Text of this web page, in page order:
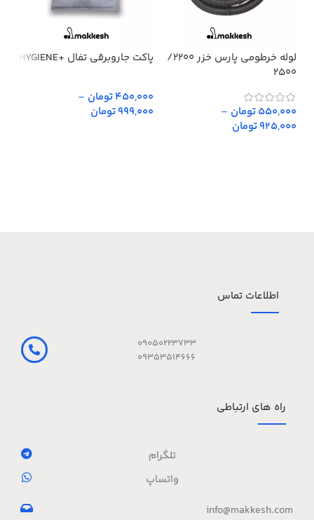
لوله خرطومی پارس خزر 2200/
2500
550,000 تومان
–
925,000 تومان
پاکت جاروبرقی تفال +HYGIENE
450,000 تومان
–
999,000 تومان
اطلاعات تماس
09050223733
09353514666
راه های ارتباطی
تلگرام
واتساپ
info@makkesh.com